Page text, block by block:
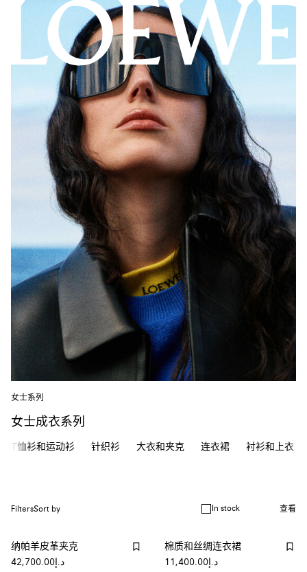
女士系列
女士成衣系列
T恤衫和运动衫 针织衫 大衣和夹克 连衣裙 衬衫和上衣
FiltersSort by In stock 查看
纳帕羊皮革夹克
د.إ42,700.00
棉质和丝绸连衣裙
د.إ11,400.00